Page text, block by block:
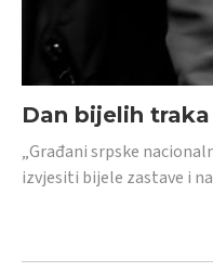
Dan bijelih traka
„Građani srpske
izvjesiti bijele zastave i